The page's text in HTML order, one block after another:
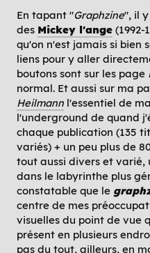
En tapant "Graphzine", il
des Mickey l'ange
qu'on n'est jamais si bien
liens pour y aller
boutons sont sur les page
normal. Et aussi sur ma
Heilmann l'essentiel de
l'underground de quand
chaque publication (135
variés) + un peu plus de
tout aussi divers et
dans le labyrinthe plus
constatable que le
centre de mes
visuelles du point de vue
présent en plusieurs
pas du tout, ailleurs, en